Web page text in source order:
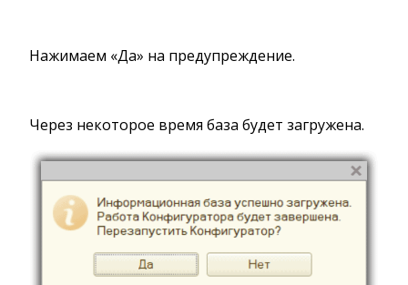
Нажимаем «Да» на предупреждение.
Через некоторое время база будет загружена.